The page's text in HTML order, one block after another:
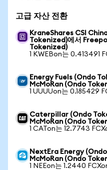
고급 자산 전환
KraneShares CSI
Tokenized)에서
Tokenized)
1 KWEBon는 0.413491
Energy Fuels (Ondo
McMoRan (Ondo
1 UUUUon는 0.185429
Caterpillar (Ondo
McMoRan (Ondo
1 CATon는 12.7743
NextEra Energy
McMoRan (Ondo
1 NEEon는 1.2440